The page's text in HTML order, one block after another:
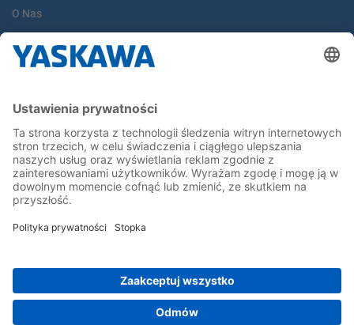
O Nas
Yaskawa Europe Gmbh
Yaskawa Polska
Kariera
Bądź z nami na bieżąco
Ogólne warunki dostaw i płatności